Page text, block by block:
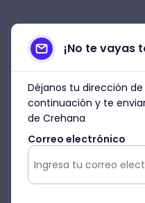
¿Cuáles
utilizar killer
Sin duda, las
preguntas filtro
reclutamiento son
que tengas más
uso de las killer
mencionaremos
¡No te vayas
Déjanos tu dirección
continuación y te
de Crehana
Correo electrónico